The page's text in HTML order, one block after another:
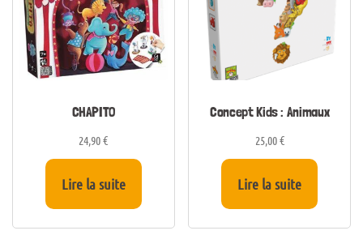
CHAPITO
24,90€
Lire la suite
Concept Kids : Animaux
25,00€
Lire la suite